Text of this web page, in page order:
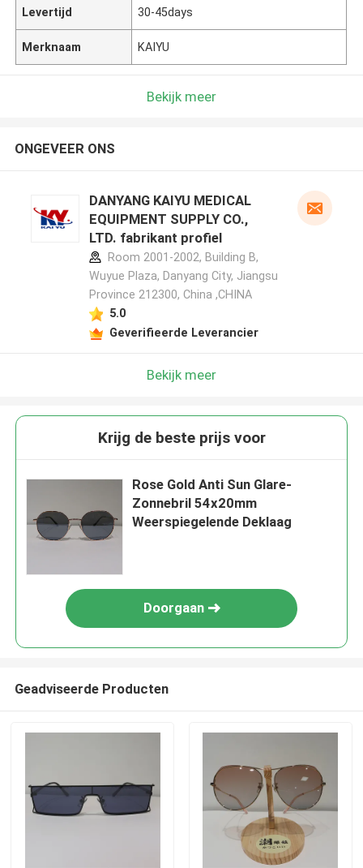
Levertijd 30-45days
Merknaam KAIYU
Bekijk meer
ONGEVEER ONS
DANYANG KAIYU MEDICAL
EQUIPMENT SUPPLY CO.,
LTD. fabrikant profiel
Room 2001-2002, Building B,
Wuyue Plaza, Danyang City, Jiangsu
Province 212300, China ,CHINA
5.0
Geverifieerde Leverancier
Bekijk meer
Krijg de beste prijs voor
Rose Gold Anti Sun Glare-
Zonnebril 54x20mm
Weerspiegelende Deklaag
Doorgaan
Geadviseerde Producten